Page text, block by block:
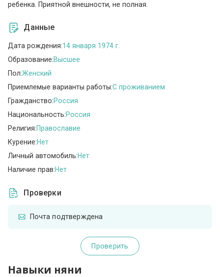
ребенка. Приятной внешности, не полная.
Данные
Дата рождения:14 января 1974 г.
Образование:Высшее
Пол:Женский
Приемлемые варианты работы:C проживанием
Гражданство:Россия
Национальность:Россия
Религия:Православие
Курение:Нет
Личный автомобиль:Нет
Наличие прав:Нет
Проверки
Почта подтверждена
Проверить
Навыки няни